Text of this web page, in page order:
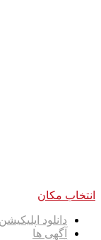
انتخاب مکان
دانلود اپلیکیشن
آگهی ها